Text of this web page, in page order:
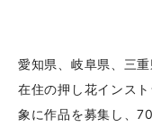
愛知県、岐阜県、三
在住の押し花インス
象に作品を募集し、